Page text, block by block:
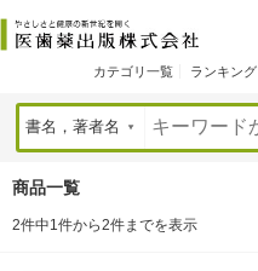
カテゴリ一覧 ランキング
商品一覧
2件中1件から2件までを表示